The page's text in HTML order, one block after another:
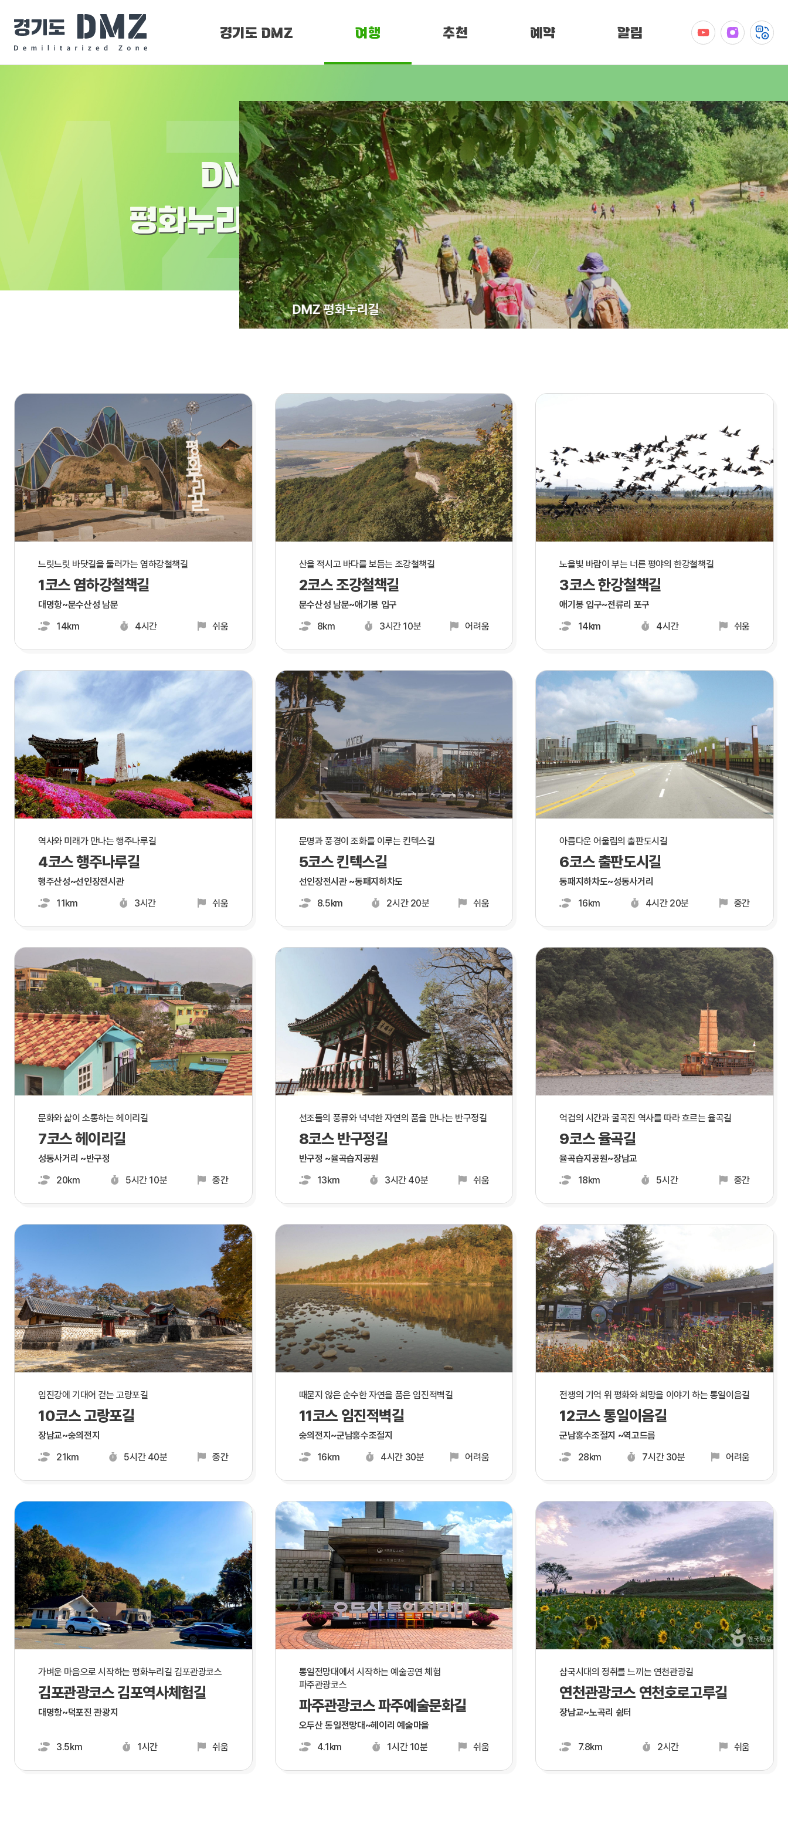
경기도 DMZ
DMZ OPEN 페스티벌
여행
임진각 평화누리
DMZ 평화누리길
추천 예약 알림
이벤트
DMZ
평화누리길
DMZ 평화누리길
느릿느릿 바닷길을 둘러가는 염하강철책길
1코스 염하강철책길
대명항~문수산성 남문
14km
4시간 쉬움
산을 적시고 바다를 보듬는 조강철책길
2코스 조강철책길
문수산성 남문~애기봉 입구
8km
3시간 10분 어려움
노을빛 바람이 부는 너른 평야의 한강철책길
3코스 한강철책길
애기봉 입구~전류리 포구
14km
4시간 쉬움
역사와 미래가 만나는 행주나루길
4코스 행주나루길
행주산성~선인장전시관
11km
3시간 쉬움
문명과 풍경이 조화를 이루는 킨텍스길
5코스 킨텍스길
선인장전시관 ~동패지하차도
8.5km
2시간 20분 쉬움
아름다운 어울림의 출판도시길
6코스 출판도시길
동패지하차도~성동사거리
16km
4시간 20분 중간
문화와 삶이 소통하는 헤이리길
7코스 헤이리길
성동사거리 ~반구정
20km
5시간 10분 중간
선조들의 풍류와 넉넉한 자연의 품을 만나는 반구정길
8코스 반구정길
반구정 ~율곡습지공원
13km
3시간 40분 쉬움
억겁의 시간과 굴곡진 역사를 따라 흐르는 율곡길
9코스 율곡길
율곡습지공원~장남교
18km
5시간 중간
임진강에 기대어 걷는 고랑포길
10코스 고랑포길
장남교~숭의전지
21km
5시간 40분 중간
때묻지 않은 순수한 자연을 품은 임진적벽길
11코스 임진적벽길
숭의전지~군남홍수조절지
16km
4시간 30분 어려움
전쟁의 기억 위 평화와 희망을 이야기 하는 통일이음길
12코스 통일이음길
군남홍수조절지 ~역고드름
28km
7시간 30분 어려움
가벼운 마음으로 시작하는 평화누리길 김포관광코스
김포관광코스 김포역사체험길
대명항~덕포진 관광지
3.5km 1시간 쉬움
통일전망대에서 시작하는 예술공연 체험
파주관광코스
파주관광코스 파주예술문화길
오두산 통일전망대~헤이리 예술마을
4.1km
1시간 10분 쉬움
삼국시대의 정취를 느끼는 연천관광길
연천관광코스 연천호로고루길
장남교~노곡리 쉼터
7.8km 2시간 쉬움